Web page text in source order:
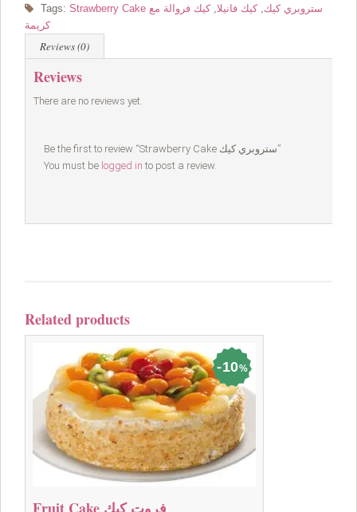
Tags:
Strawberry Cake ستروبري كيك,كيك فانيلا,كيك فروالة مع
كريمة
Reviews (0)
Reviews
There are no reviews yet.
Be the first to review “Strawberry Cake ستروبري كيك”
You must be logged in to post a review.
Related products
10%